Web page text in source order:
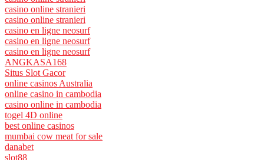
casino online stranieri
casino online stranieri
casino en ligne neosurf
casino en ligne neosurf
casino en ligne neosurf
ANGKASA168
Situs Slot Gacor
online casinos Australia
online casino in cambodia
casino online in cambodia
togel 4D online
best online casinos
mumbai cow meat for sale
danabet
slot88